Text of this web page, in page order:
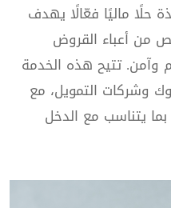
حلًا ماليًا فعّالًا يهدف
من أعباء القروض
وآمن. تتيح هذه الخدمة
وشركات التمويل، مع
بما يتناسب مع الدخل